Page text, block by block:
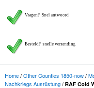
Vragen? Snel antwoord
Besteld? snelle verzending
Home/Other Counties 1850-now/
Nachkriegs Ausrüstung/ RAF Cold